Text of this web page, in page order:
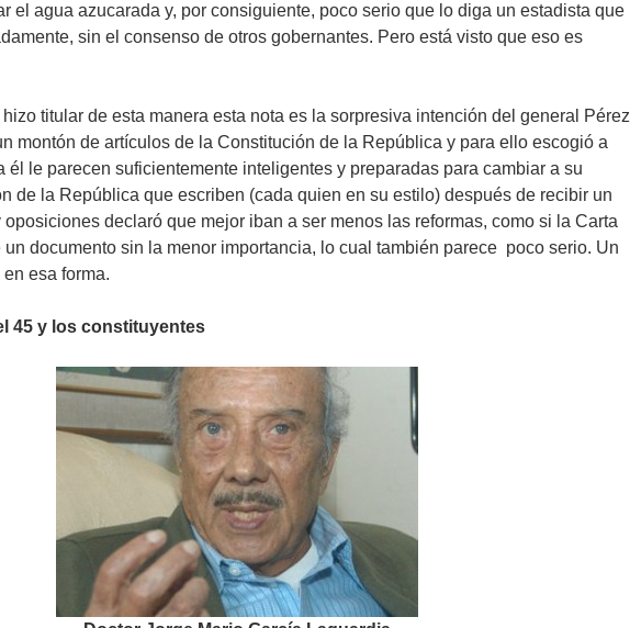
el agua azucarada y, por consiguiente, poco serio que lo diga un estadista que
sin el consenso de otros gobernantes. Pero está visto que eso es
titular de esta manera esta nota es la sorpresiva intención del general Pérez
montón de artículos de la Constitución de la República y para ello escogió a
él le parecen suficientemente inteligentes y preparadas para cambiar a su
de la República que escriben (cada quien en su estilo) después de recibir un
declaró que mejor iban a ser menos las reformas, como si la Carta
un documento sin la menor importancia, lo cual también parece poco serio. Un
esa forma.
45 y los constituyentes